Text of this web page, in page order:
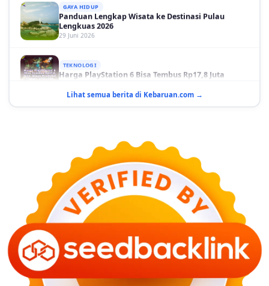
Panduan Lengkap Wisata ke Destinasi Pulau
Lengkuas 2026
29 Juni 2026
Harga PlayStation 6 Bisa Tembus Rp17,8 Juta
29 Juni 2026
KESEHATAN
Bahaya Memakai Softlens untuk Mata yang Jarang
Diketahui
29 Juni 2026
NASIONAL
PLN Kalimantan Lakukan Manajemen Beban
29 Juni 2026
Harga Minyak Dunia Hari Ini Naik, WTI dan Brent
Lihat semua berita di Kebaruan.com →